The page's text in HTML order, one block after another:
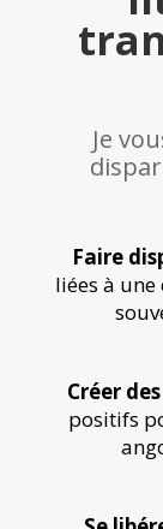
Je
Faire
liées à
Créer
positifs